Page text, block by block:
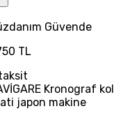
Güvende
TL
Kronograf kol
japon makine